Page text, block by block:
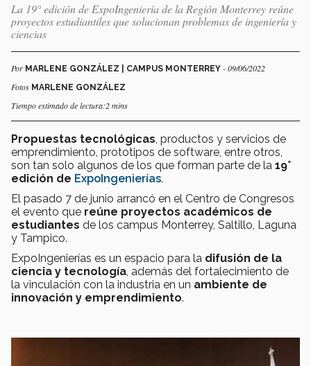
La 19° edición de ExpoIngeniería de la Región Monterrey reúne
proyectos estudiantiles que solucionan problemas de ingeniería y
ciencias
Por MARLENE GONZÁLEZ | CAMPUS MONTERREY - 09/06/2022
Fotos MARLENE GONZÁLEZ
Tiempo estimado de lectura:2 mins
Propuestas tecnológicas , productos y servicios de
emprendimiento, prototipos de software, entre otros,
son tan solo algunos de los que forman parte de la 19°
edición de ExpoIngenierías.
El pasado 7 de junio arrancó en el Centro de Congresos
el evento que reúne proyectos académicos de
estudiantes de los campus Monterrey, Saltillo, Laguna
y Tampico.
ExpoIngenierías es un espacio para la difusión de la
ciencia y tecnología , además del fortalecimiento de
la vinculación con la industria en un ambiente de
innovación y emprendimiento.